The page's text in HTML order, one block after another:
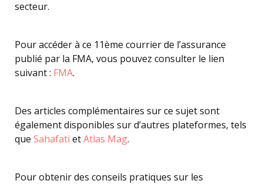
secteur.
Pour accéder à ce 11ème courrier de l’assurance
publié par la FMA, vous pouvez consulter le lien
suivant : FMA.
Des articles complémentaires sur ce sujet sont
également disponibles sur d’autres plateformes, tels
que Sahafati etAtlas Mag.
Pour obtenir des conseils pratiques sur les